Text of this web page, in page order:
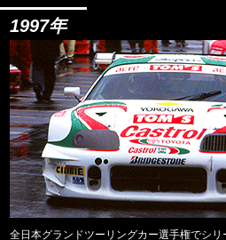
1997年
全日本グランドツーリングカー選手権でシ